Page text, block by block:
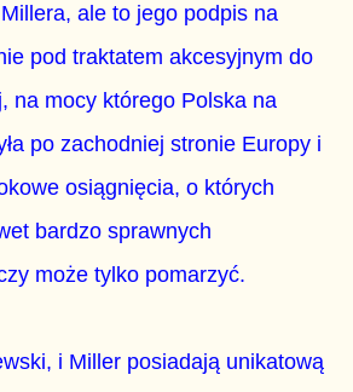
ale to jego podpis na
pod traktatem akcesyjnym do
na mocy którego Polska na
po zachodniej stronie Europy i
osiągnięcia, o których
bardzo sprawnych
może tylko pomarzyć.
i Miller posiadają unikatową